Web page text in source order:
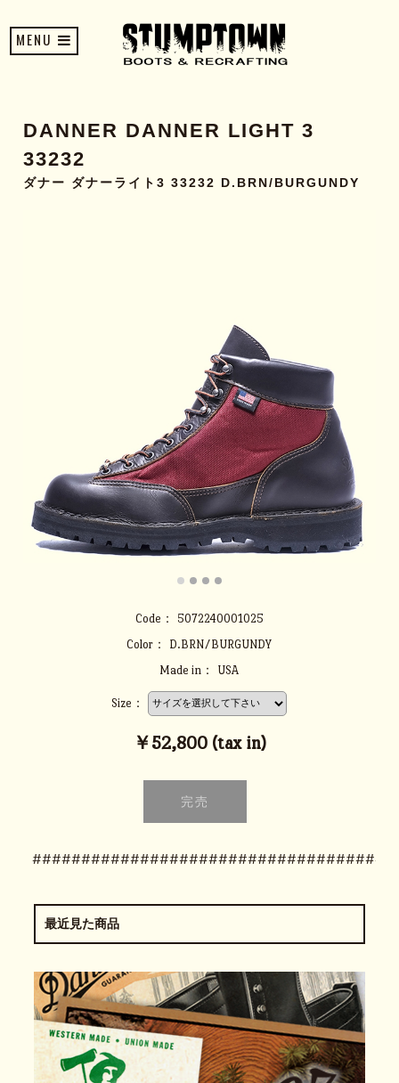
MENU
DANNER DANNER LIGHT 3
33232
ダナー ダナーライト3 33232 D.BRN/BURGUNDY
Code：
5072240001025
Color：
D.BRN/BURGUNDY
Made in：
USA
Size：
￥52,800 (tax in)
最近見た商品